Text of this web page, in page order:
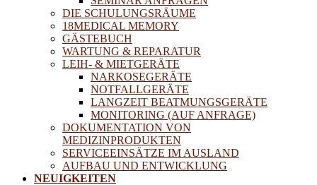
DIE SCHULUNGSRÄUME
18MEDICAL MEMORY
GÄSTEBUCH
WARTUNG & REPARATUR
LEIH- & MIETGERÄTE
NARKOSEGERÄTE
NOTFALLGERÄTE
LANGZEIT BEATMUNGSGERÄTE
MONITORING (AUF ANFRAGE)
DOKUMENTATION VON
MEDIZINPRODUKTEN
SERVICEEINSÄTZE IM AUSLAND
AUFBAU UND ENTWICKLUNG
NEUIGKEITEN